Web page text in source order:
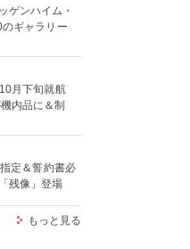
ゲンハイム・
ギャラリー
月下旬就航
内品に＆制
定＆誓約書必
残像」登場
もっと見る